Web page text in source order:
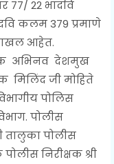
77/ 22 भादवि
कलम 379 प्रमाणे
आहेत.
अभिनव देशमुख
मिलिंद जी मोहिते
पोलिस
पोलीस
तालुका पोलीस
निरीक्षक श्री